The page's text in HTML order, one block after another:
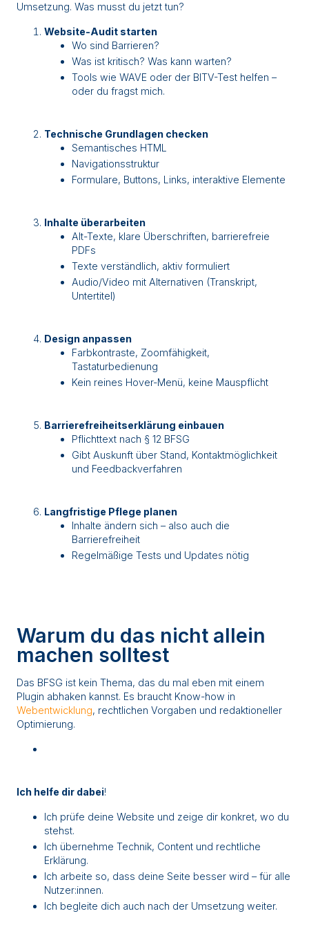
Umsetzung. Was musst du jetzt tun?
Website-Audit starten
Wo sind Barrieren?
Was ist kritisch? Was kann warten?
Tools wie WAVE oder der BITV-Test helfen –
oder du fragst mich.
Technische Grundlagen checken
Semantisches HTML
Navigationsstruktur
Formulare, Buttons, Links, interaktive Elemente
Inhalte überarbeiten
Alt-Texte, klare Überschriften, barrierefreie
PDFs
Texte verständlich, aktiv formuliert
Audio/Video mit Alternativen (Transkript,
Untertitel)
Design anpassen
Farbkontraste, Zoomfähigkeit,
Tastaturbedienung
Kein reines Hover-Menü, keine Mauspflicht
Barrierefreiheitserklärung einbauen
Pflichttext nach § 12 BFSG
Gibt Auskunft über Stand, Kontaktmöglichkeit
und Feedbackverfahren
Langfristige Pflege planen
Inhalte ändern sich – also auch die
Barrierefreiheit
Regelmäßige Tests und Updates nötig
Warum du das nicht allein
machen solltest
Das BFSG ist kein Thema, das du mal eben mit einem
Plugin abhaken kannst. Es braucht Know-how in
Webentwicklung, rechtlichen Vorgaben und redaktioneller
Optimierung.
Ich helfe dir dabei!
Ich prüfe deine Website und zeige dir konkret, wo du
stehst.
Ich übernehme Technik, Content und rechtliche
Erklärung.
Ich arbeite so, dass deine Seite besser wird – für alle
Nutzer:innen.
Ich begleite dich auch nach der Umsetzung weiter.